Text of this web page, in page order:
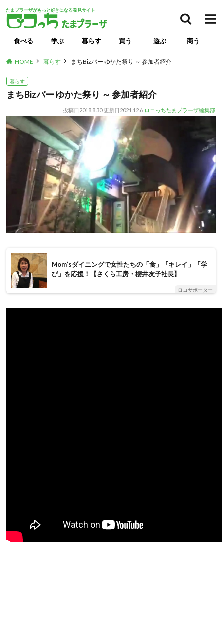
たまプラーザがもっと好きになる発見サイト
食べる 学ぶ 暮らす 買う 遊ぶ 商う
HOME 暮らす まちBizバー ゆかた祭り ～ 参加者紹介
暮らす
まちBizバー ゆかた祭り ～ 参加者紹介
投稿日 2018.8.30 更新日 2021.12.6 ロコっちたまプラーザ編集部
Mom’sダイニングで女性たちの「食」「キレイ」「学
び」を応援！【さくら工房・櫻井友子社長】
ロコサポーター